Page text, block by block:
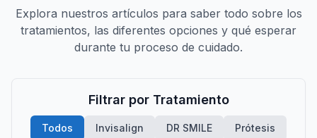
Explora nuestros artículos para saber todo sobre los
tratamientos, las diferentes opciones y qué esperar
durante tu proceso de cuidado.
Filtrar por Tratamiento
Todos Invisalign DR SMILE Prótesis